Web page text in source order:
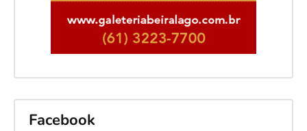
Facebook